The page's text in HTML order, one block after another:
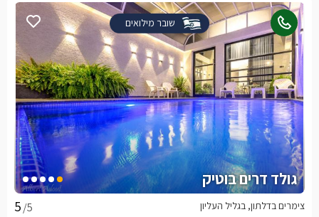
שובר מילואים
גולד דרים בוטיק
/5 צימרים בדלתון, בגליל העליון